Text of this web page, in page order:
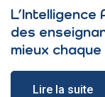
L’Intelligence
des
mieux chaque
Lire la suite